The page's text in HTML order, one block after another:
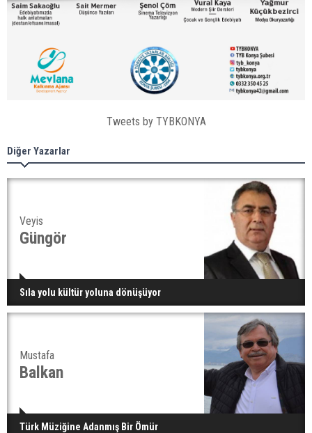
Tweets by TYBKONYA
Diğer Yazarlar
Veyis
Güngör
Sıla yolu kültür yoluna dönüşüyor
Mustafa
Balkan
Türk Müziğine Adanmış Bir Ömür